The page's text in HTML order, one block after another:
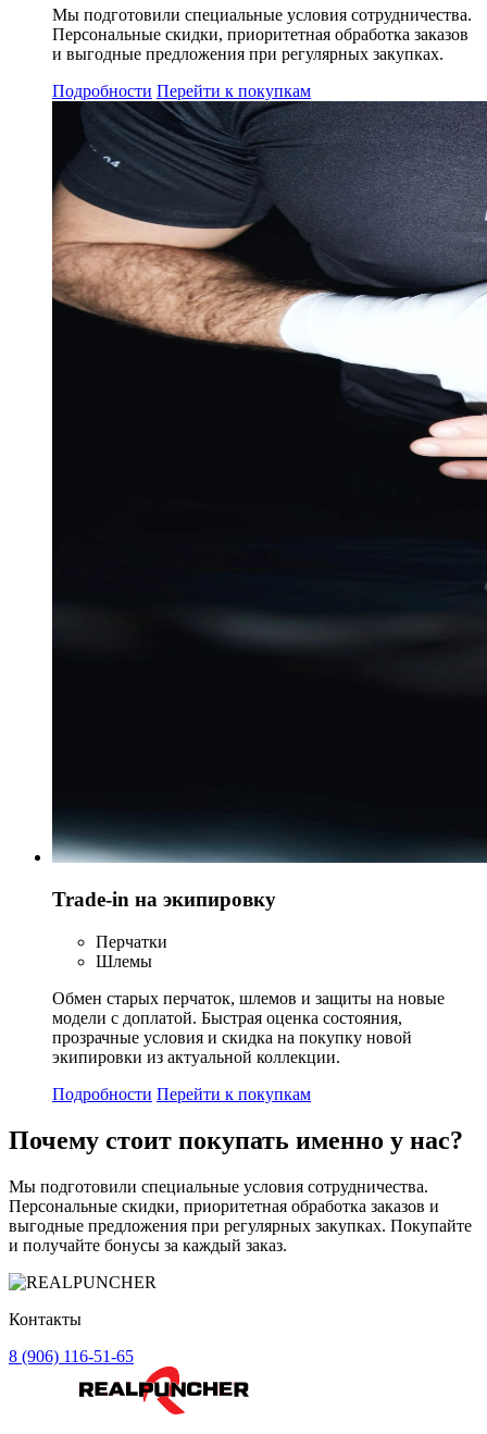
Мы подготовили специальные условия сотрудничества.
Персональные скидки, приоритетная обработка заказов
и выгодные предложения при регулярных закупках.
Подробности Перейти к покупкам
Trade-in на экипировку
Перчатки
Шлемы
Обмен старых перчаток, шлемов и защиты на новые
модели с доплатой. Быстрая оценка состояния,
прозрачные условия и скидка на покупку новой
экипировки из актуальной коллекции.
Подробности Перейти к покупкам
Почему стоит покупать именно у нас?
Мы подготовили специальные условия сотрудничества.
Персональные скидки, приоритетная обработка заказов и
выгодные предложения при регулярных закупках. Покупайте
и получайте бонусы за каждый заказ.
Контакты
8 (906) 116-51-65